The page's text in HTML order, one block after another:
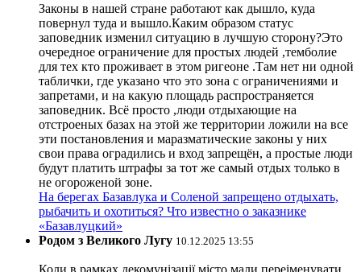
Законы в нашей стране работают как дышло, куда
повернул туда и вышло.Каким образом статус
заповедник изменил ситуацию в лучшую сторону?Это
очередное ограничение для простых людей ,темболие
для тех кто проживает в этом ригеоне .Там нет ни одной
таблички, где указано что это зона с ограничениями и
запретами, и на какую площадь распространяется
заповедник. Всё просто ,люди отдыхающие на
отстроеных базах на этой же территории ложили на все
эти постановления и маразматические законы у них
свои права оградились и вход запрещён, а простые люди
будут платить штрафы за тот же самый отдых только в
не огороженой зоне.
На берегах Базавлука и Соленой запрещено отдыхать,
рыбачить и охотиться? Что известно о заказнике
«Базавлуцкий»
Родом з Великого Лугу 10.12.2025 13:55
Коли в рамках декомунізації місто мали переіменувати,